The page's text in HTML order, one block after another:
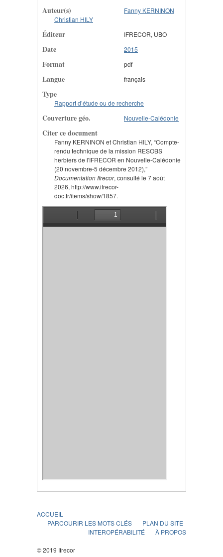
Auteur(s)
Fanny KERNINON
Christian HILY
Éditeur IFRECOR, UBO
Date 2015
Format pdf
Langue français
Type
Rapport d’étude ou de recherche
Couverture géo. Nouvelle-Calédonie
Citer ce document
Fanny KERNINON et Christian HILY, “Compte-
rendu technique de la mission RESOBS
herbiers de l'IFRECOR en Nouvelle-Calédonie
(20 novembre-5 décembre 2012),”
Documentation Ifrecor, consulté le 7 août
2026, http://www.ifrecor-
doc.fr/items/show/1857.
ACCUEIL
PARCOURIR LES MOTS CLÉS
PLAN DU SITE
INTEROPÉRABILITÉ
À PROPOS
© 2019 Ifrecor